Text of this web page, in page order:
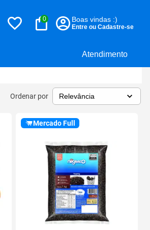
Atendimento
0 Boas vindas :)
Entre ou Cadastre-se
Ordenar por
Mercado Full